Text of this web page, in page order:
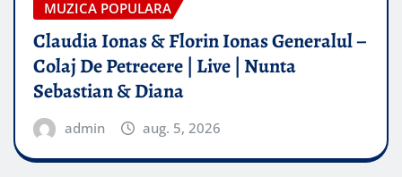
MUZICA POPULARA
Claudia Ionas & Florin Ionas Generalul –
Colaj De Petrecere | Live | Nunta
Sebastian & Diana
admin aug. 5, 2026